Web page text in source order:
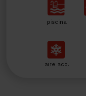
piscina
aire aco.